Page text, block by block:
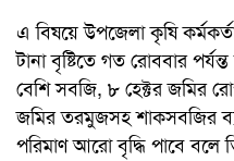
এ বিষয়ে উপজেলা কৃষি
টানা বৃষ্টিতে গত রোববার
বেশি সবজি, ৮ হেক্টর জমির
জমির তরমুজসহ শাকসবজির
পরিমাণ আরো বৃদ্ধি পাবে বলে